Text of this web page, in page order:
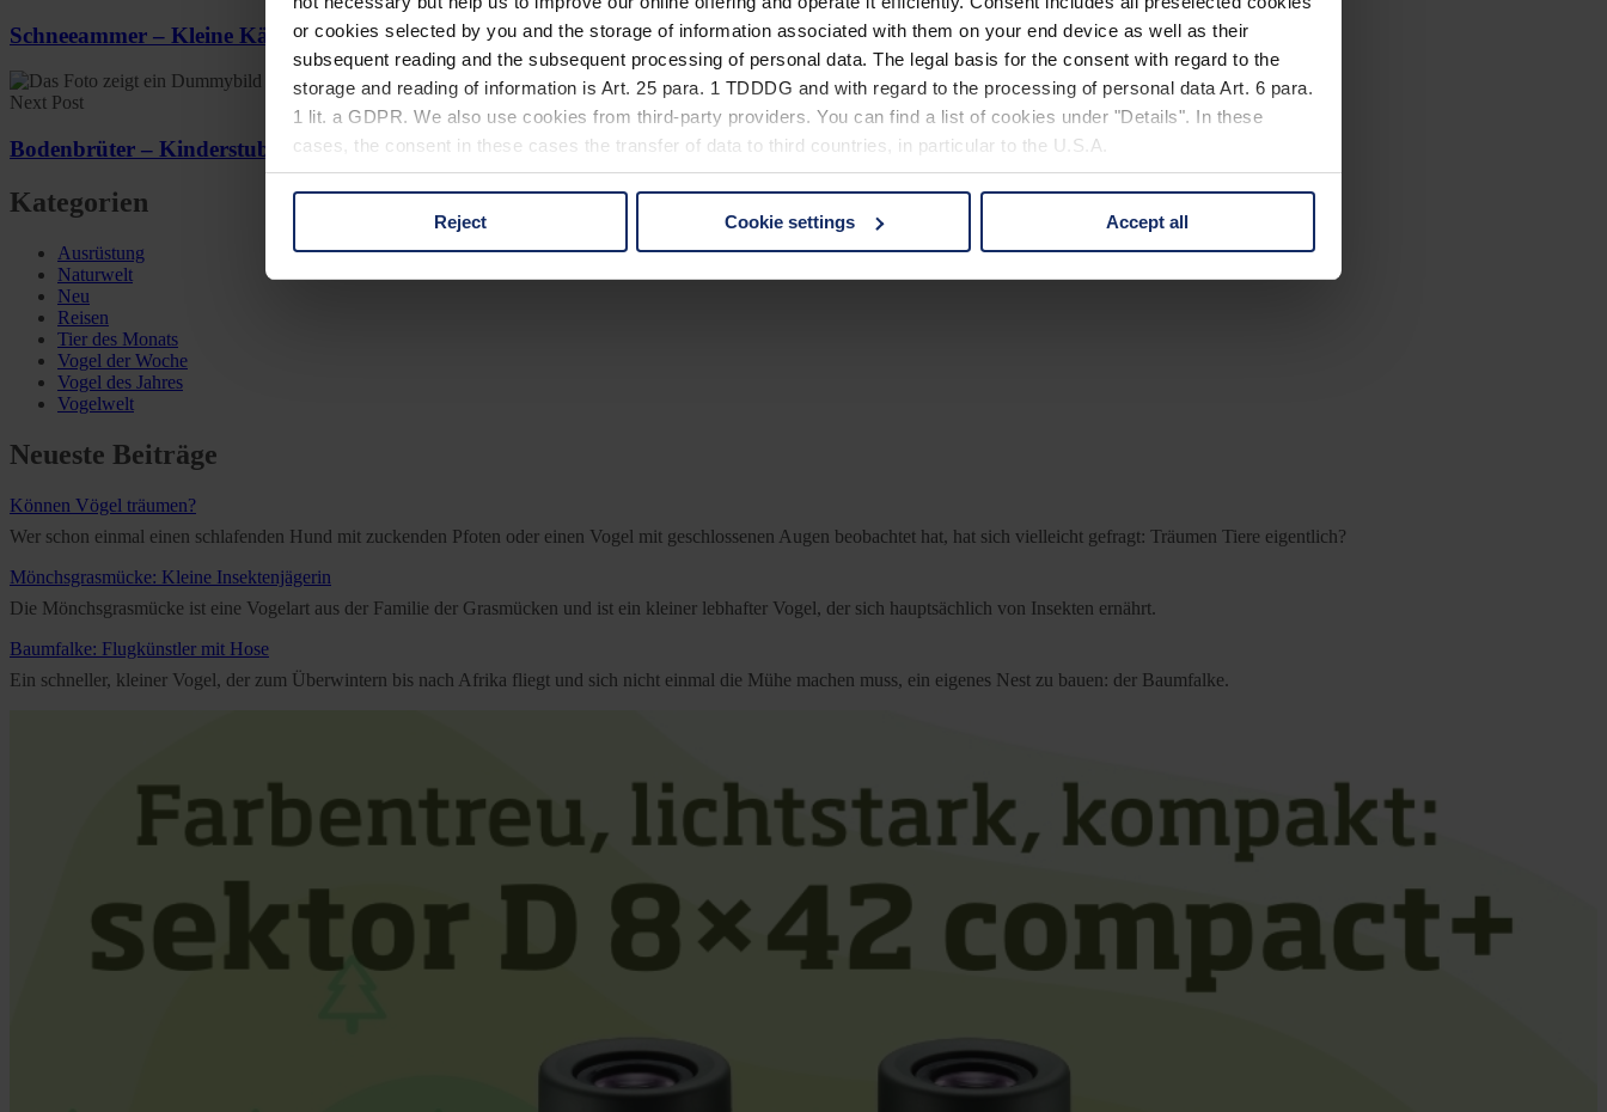
or cookies selected by you and the storage of information associated with them on your end device as well as their
subsequent reading and the subsequent processing of personal data. The legal basis for the consent with regard to the
storage and reading of information is Art. 25 para. 1 TDDDG and with regard to the processing of personal data Art. 6 para.
1 lit. a GDPR. We also use cookies from third-party providers. You can find a list of cookies under "Details". In these
cases, the consent in these cases the transfer of data to third countries, in particular to the U.S.A.
You can consent to the use of non-essential cookies by clicking on the "Accept all" button or change your mind by clicking
Reject Cookie settings Accept all
Schneeammer – Kleine Kältekoryphäe
Next Post
Bodenbrüter – Kinderstube im Erdgeschoss
Kategorien
Ausrüstung
Naturwelt
Neu
Reisen
Tier des Monats
Vogel der Woche
Vogel des Jahres
Vogelwelt
Neueste Beiträge
Können Vögel träumen?
Wer schon einmal einen schlafenden Hund mit zuckenden Pfoten oder einen Vogel mit geschlossenen Augen beobachtet hat, hat sich vielleicht gefragt: Träumen Tiere eigentlich?
Mönchsgrasmücke: Kleine Insektenjägerin
Die Mönchsgrasmücke ist eine Vogelart aus der Familie der Grasmücken und ist ein kleiner lebhafter Vogel, der sich hauptsächlich von Insekten ernährt.
Baumfalke: Flugkünstler mit Hose
Ein schneller, kleiner Vogel, der zum Überwintern bis nach Afrika fliegt und sich nicht einmal die Mühe machen muss, ein eigenes Nest zu bauen: der Baumfalke.